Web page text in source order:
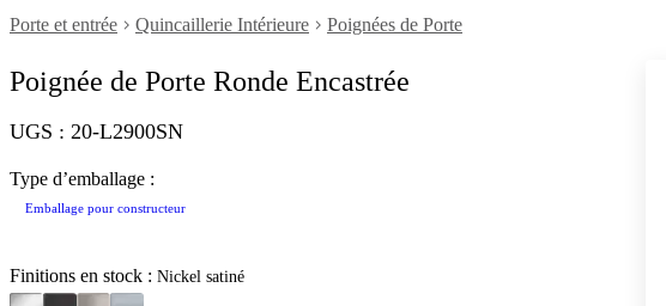
Porte et entrée Quincaillerie Intérieure Poignées de Porte
Poignée de Porte Ronde Encastrée
UGS : 20-L2900SN
Type d’emballage :
Emballage pour constructeur
Finitions en stock : Nickel satiné